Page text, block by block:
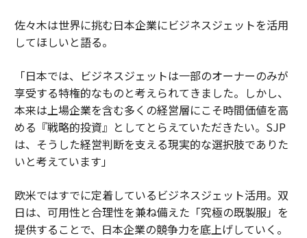
佐々木は世界に挑む日本企業にビジネスジェットを活用
してほしいと語る。
「日本では、ビジネスジェットは一部のオーナーのみが
享受する特権的なものと考えられてきました。しかし、
本来は上場企業を含む多くの経営層にこそ時間価値を高
める『戦略的投資』としてとらえていただきたい。SJP
は、そうした経営判断を支える現実的な選択肢でありた
いと考えています」
欧米ではすでに定着しているビジネスジェット活用。双
日は、可用性と合理性を兼ね備えた「究極の既製服」を
提供することで、日本企業の競争力を底上げしていく。